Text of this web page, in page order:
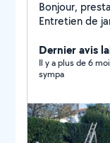
Bonjour,
Entretien de jardins
votre
d'informations
Dernier avis
Il y a plus de 6
sympa